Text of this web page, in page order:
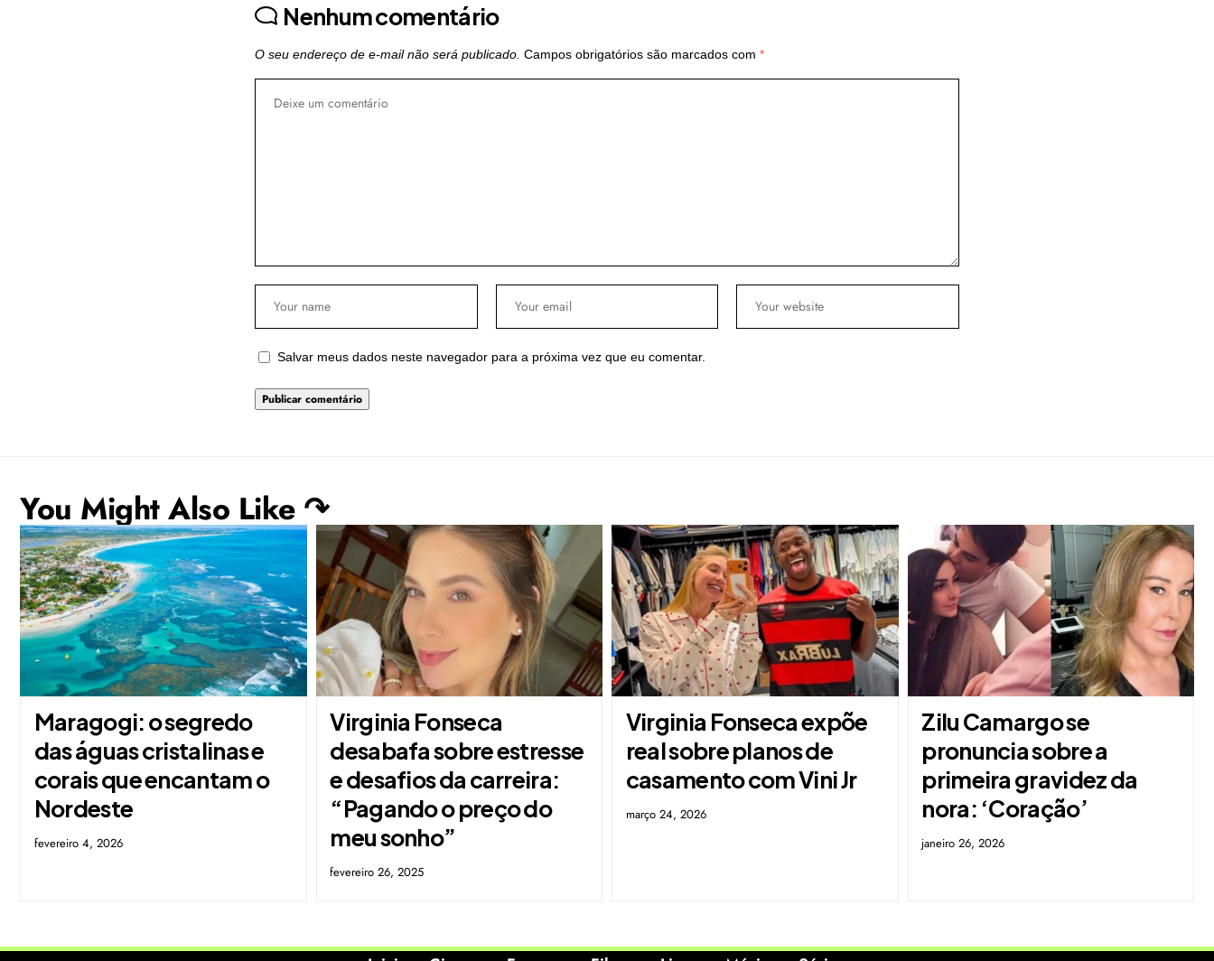
Nenhum comentário
O seu endereço de e-mail não será publicado. Campos obrigatórios são marcados com *
Salvar meus dados neste navegador para a próxima vez que eu comentar.
You Might Also Like ↷
Maragogi: o segredo
das águas cristalinas e
corais que encantam o
Nordeste
fevereiro 4, 2026
Virginia Fonseca
desabafa sobre estresse
e desafios da carreira:
“Pagando o preço do
meu sonho”
fevereiro 26, 2025
Virginia Fonseca expõe
real sobre planos de
casamento com Vini Jr
março 24, 2026
Zilu Camargo se
pronuncia sobre a
primeira gravidez da
nora: ‘Coração’
janeiro 26, 2026